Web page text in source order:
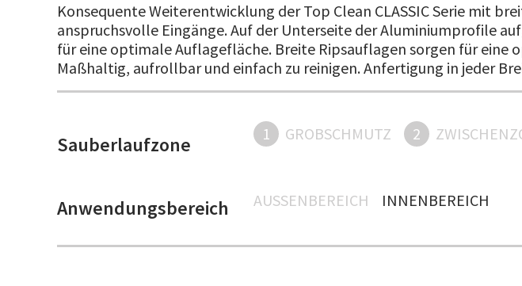
Konsequente Weiterentwicklung der Top Clean CLASSIC Serie mit
anspruchsvolle Eingänge. Auf der Unterseite der Aluminiumprofile
für eine optimale Auflagefläche. Breite Ripsauflagen sorgen für
Maßhaltig, aufrollbar und einfach zu reinigen. Anfertigung in jeder
Sauberlaufzone 1 GROBSCHMUTZ 2
Anwendungsbereich AUSSENBEREICH INNENBEREICH